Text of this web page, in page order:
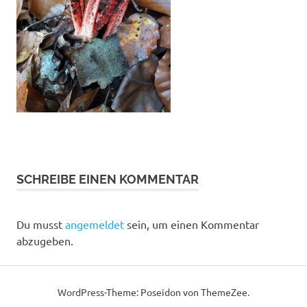
mal
in
das
Thema
einzusteigen.
SCHREIBE EINEN KOMMENTAR
Du musst angemeldet sein, um einen Kommentar
abzugeben.
WordPress-Theme: Poseidon von ThemeZee.